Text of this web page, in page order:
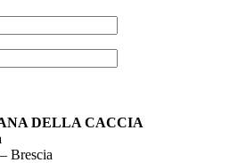
DELLA CACCIA
Brescia